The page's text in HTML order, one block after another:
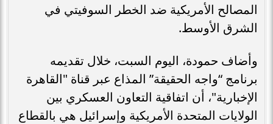
المصالح الأمريكية ضد الخطر السوفيتي في
الشرق الأوسط.
وأضاف حمودة، اليوم السبت، خلال تقديمه
برنامج “واجه الحقيقة” المذاع عبر قناة "القاهرة
الإخبارية"، أن اتفاقية التعاون العسكري بين
الولايات المتحدة الأمريكية وإسرائيل هي بالقطاع